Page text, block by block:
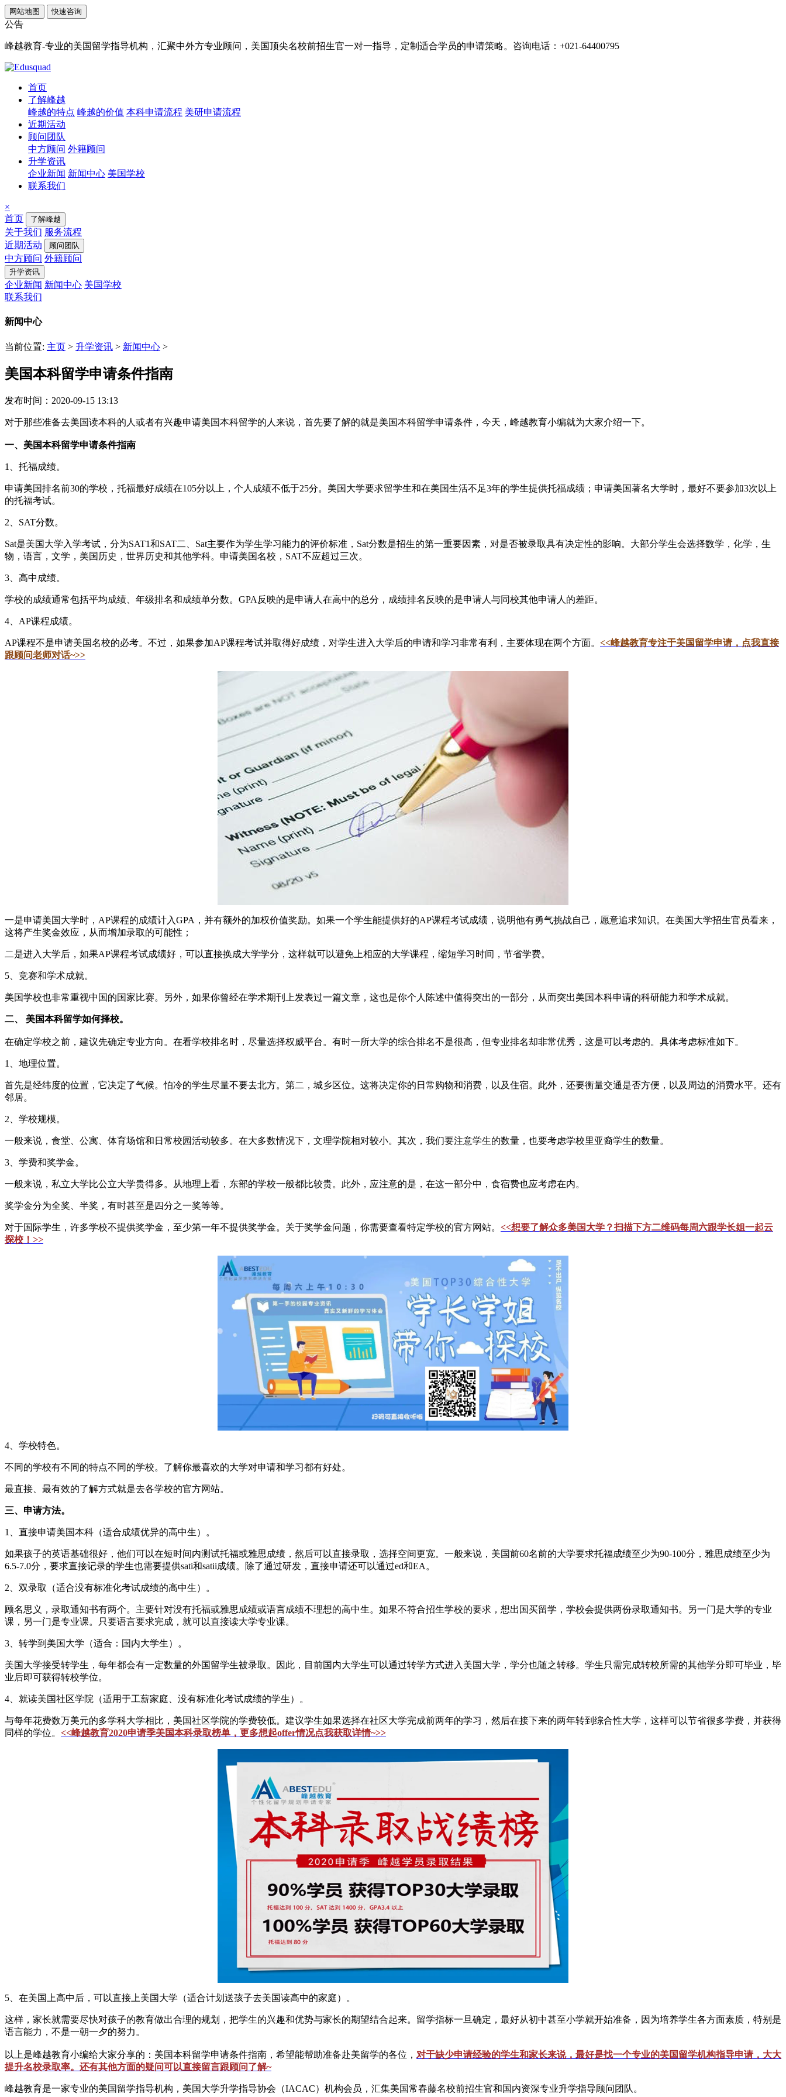
网站地图 快速咨询
公告
峰越教育-专业的美国留学指导机构，汇聚中外方专业顾问，美国顶尖名校前招生官一对一指导，定制适合学员的申请策略。咨询电话：+021-64400795
首页
了解峰越
峰越的特点 峰越的价值 本科申请流程 美研申请流程
近期活动
顾问团队
中方顾问 外籍顾问
升学资讯
企业新闻 新闻中心 美国学校
联系我们
×
首页
了解峰越
关于我们 服务流程
近期活动
顾问团队
中方顾问 外籍顾问
升学资讯
企业新闻 新闻中心 美国学校
联系我们
新闻中心
当前位置: 主页 > 升学资讯 > 新闻中心 >
美国本科留学申请条件指南
发布时间：2020-09-15 13:13
对于那些准备去美国读本科的人或者有兴趣申请美国本科留学的人来说，首先要了解的就是美国本科留学申请条件，今天，峰越教育小编就为大家介绍一下。
一、美国本科留学申请条件指南
1、托福成绩。
申请美国排名前30的学校，托福最好成绩在105分以上，个人成绩不低于25分。美国大学要求留学生和在美国生活不足3年的学生提供托福成绩；申请美国著名大学时，最好不要参加3次以上
的托福考试。
2、SAT分数。
Sat是美国大学入学考试，分为SAT1和SAT二、Sat主要作为学生学习能力的评价标准，Sat分数是招生的第一重要因素，对是否被录取具有决定性的影响。大部分学生会选择数学，化学，生
物，语言，文学，美国历史，世界历史和其他学科。申请美国名校，SAT不应超过三次。
3、高中成绩。
学校的成绩通常包括平均成绩、年级排名和成绩单分数。GPA反映的是申请人在高中的总分，成绩排名反映的是申请人与同校其他申请人的差距。
4、AP课程成绩。
AP课程不是申请美国名校的必考。不过，如果参加AP课程考试并取得好成绩，对学生进入大学后的申请和学习非常有利，主要体现在两个方面。 <<峰越教育专注于美国留学申请，点我直接
跟顾问老师对话~>>
一是申请美国大学时，AP课程的成绩计入GPA，并有额外的加权价值奖励。如果一个学生能提供好的AP课程考试成绩，说明他有勇气挑战自己，愿意追求知识。在美国大学招生官员看来，
这将产生奖金效应，从而增加录取的可能性；
二是进入大学后，如果AP课程考试成绩好，可以直接换成大学学分，这样就可以避免上相应的大学课程，缩短学习时间，节省学费。
5、竞赛和学术成就。
美国学校也非常重视中国的国家比赛。另外，如果你曾经在学术期刊上发表过一篇文章，这也是你个人陈述中值得突出的一部分，从而突出美国本科申请的科研能力和学术成就。
二、 美国本科留学如何择校。
在确定学校之前，建议先确定专业方向。在看学校排名时，尽量选择权威平台。有时一所大学的综合排名不是很高，但专业排名却非常优秀，这是可以考虑的。具体考虑标准如下。
1、地理位置。
首先是经纬度的位置，它决定了气候。怕冷的学生尽量不要去北方。第二，城乡区位。这将决定你的日常购物和消费，以及住宿。此外，还要衡量交通是否方便，以及周边的消费水平。还有
邻居。
2、学校规模。
一般来说，食堂、公寓、体育场馆和日常校园活动较多。在大多数情况下，文理学院相对较小。其次，我们要注意学生的数量，也要考虑学校里亚裔学生的数量。
3、学费和奖学金。
一般来说，私立大学比公立大学贵得多。从地理上看，东部的学校一般都比较贵。此外，应注意的是，在这一部分中，食宿费也应考虑在内。
奖学金分为全奖、半奖，有时甚至是四分之一奖等等。
对于国际学生，许多学校不提供奖学金，至少第一年不提供奖学金。关于奖学金问题，你需要查看特定学校的官方网站。 <<想要了解众多美国大学？扫描下方二维码每周六跟学长姐一起云
探校！>>
4、学校特色。
不同的学校有不同的特点不同的学校。了解你最喜欢的大学对申请和学习都有好处。
最直接、最有效的了解方式就是去各学校的官方网站。
三、申请方法。
1、直接申请美国本科（适合成绩优异的高中生）。
如果孩子的英语基础很好，他们可以在短时间内测试托福或雅思成绩，然后可以直接录取，选择空间更宽。一般来说，美国前60名前的大学要求托福成绩至少为90-100分，雅思成绩至少为
6.5-7.0分，要求直接记录的学生也需要提供sati和satii成绩。除了通过研发，直接申请还可以通过ed和EA。
2、双录取（适合没有标准化考试成绩的高中生）。
顾名思义，录取通知书有两个。主要针对没有托福或雅思成绩或语言成绩不理想的高中生。如果不符合招生学校的要求，想出国买留学，学校会提供两份录取通知书。另一门是大学的专业
课，另一门是专业课。只要语言要求完成，就可以直接读大学专业课。
3、转学到美国大学（适合：国内大学生）。
美国大学接受转学生，每年都会有一定数量的外国留学生被录取。因此，目前国内大学生可以通过转学方式进入美国大学，学分也随之转移。学生只需完成转校所需的其他学分即可毕业，毕
业后即可获得转校学位。
4、就读美国社区学院（适用于工薪家庭、没有标准化考试成绩的学生）。
与每年花费数万美元的多学科大学相比，美国社区学院的学费较低。建议学生如果选择在社区大学完成前两年的学习，然后在接下来的两年转到综合性大学，这样可以节省很多学费，并获得
同样的学位。 <<峰越教育2020申请季美国本科录取榜单，更多想起offer情况点我获取详情~>>
5、在美国上高中后，可以直接上美国大学（适合计划送孩子去美国读高中的家庭）。
这样，家长就需要尽快对孩子的教育做出合理的规划，把学生的兴趣和优势与家长的期望结合起来。留学指标一旦确定，最好从初中甚至小学就开始准备，因为培养学生各方面素质，特别是
语言能力，不是一朝一夕的努力。
以上是峰越教育小编给大家分享的：美国本科留学申请条件指南，希望能帮助准备赴美留学的各位， 对于缺少申请经验的学生和家长来说，最好是找一个专业的美国留学机构指导申请，大大
提升名校录取率。还有其他方面的疑问可以直接留言跟顾问了解~
峰越教育是一家专业的美国留学指导机构，美国大学升学指导协会（IACAC）机构会员，汇集美国常春藤名校前招生官和国内资深专业升学指导顾问团队。